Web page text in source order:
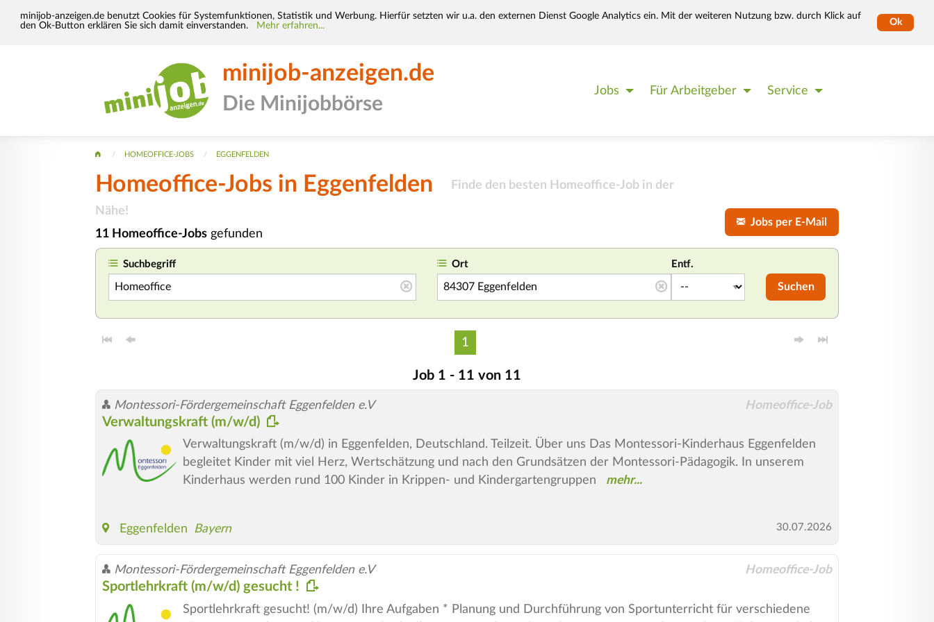
minijob-anzeigen.de benutzt Cookies für Systemfunktionen, Statistik und Werbung. Hierfür setzten wir u.a. den externen Dienst Google Analytics ein. Mit der weiteren Nutzung bzw. durch Klick auf
den Ok-Button erklären Sie sich damit einverstanden.
Mehr erfahren... Ok
minijob-anzeigen.de
Die Minijobbörse
Jobs Für Arbeitgeber Service
HOMEOFFICE-JOBS EGGENFELDEN
Homeoffice-Jobs in Eggenfelden Finde den besten Homeoffice-Job in der
Nähe!
11 Homeoffice-Jobs gefunden
Jobs per E-Mail
Suchbegriff Ort Entf.
Suchen
1
Job 1 - 11 von 11
Montessori-Fördergemeinschaft Eggenfelden e.V Homeoffice-Job
Verwaltungskraft (m/w/d)
Verwaltungskraft (m/w/d) in Eggenfelden, Deutschland. Teilzeit. Über uns Das Montessori-Kinderhaus Eggenfelden
begleitet Kinder mit viel Herz, Wertschätzung und nach den Grundsätzen der Montessori-Pädagogik. In unserem
Kinderhaus werden rund 100 Kinder in Krippen- und Kindergartengruppen
Eggenfelden Bayern 30.07.2026
Montessori-Fördergemeinschaft Eggenfelden e.V Homeoffice-Job
Sportlehrkraft (m/w/d) gesucht !
Sportlehrkraft gesucht! (m/w/d) Ihre Aufgaben * Planung und Durchführung von Sportunterricht für verschiedene